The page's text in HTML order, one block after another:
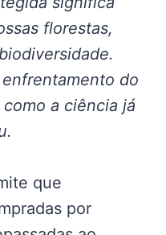
florestas,
do
a ciência já
que
por